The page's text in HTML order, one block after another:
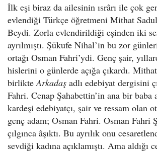
İlk eşi biraz da ailesinin ısrârı ile çok
evlendiği Türkçe öğretmeni Mithat
Beydi. Zorla evlendirildiği eşinden iki
ayrılmıştı. Şükufe Nihal’in bu zor
ortağı Osman Fahri’ydi. Genç şair,
hislerini o günlerde açığa çıkardı.
birlikte Arkadaş adlı edebiyat dergisini
Fahri. Cenap Şahabettin’in ana bir baba
kardeşi edebiyatçı, şair ve ressam olan
genç adam; Osman Fahri. Osman Fahri
çılgınca âşıktı. Bu ayrılık onu
sevdiği kadına açıklamıştı. Ama aldığı